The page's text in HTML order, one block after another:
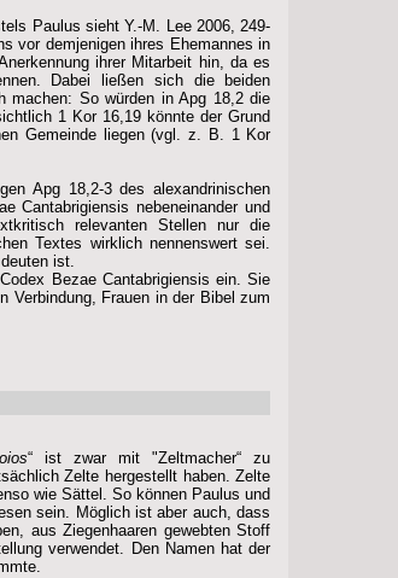
Paulus sieht Y.-M. Lee 2006, 249-
vor demjenigen ihres Ehemannes in
ihrer Mitarbeit hin, da es
Dabei ließen sich die beiden
machen: So würden in Apg 18,2 die
1 Kor 16,19 könnte der Grund
Gemeinde liegen (vgl. z. B. 1 Kor
Apg 18,2-3 des alexandrinischen
Cantabrigiensis nebeneinander und
relevanten Stellen nur die
Textes wirklich nennenswert sei.
ist.
Bezae Cantabrigiensis ein. Sie
Verbindung, Frauen in der Bibel zum
“ ist zwar mit "Zeltmacher“ zu
Zelte hergestellt haben. Zelte
wie Sättel. So können Paulus und
sein. Möglich ist aber auch, dass
aus Ziegenhaaren gewebten Stoff
verwendet. Den Namen hat der